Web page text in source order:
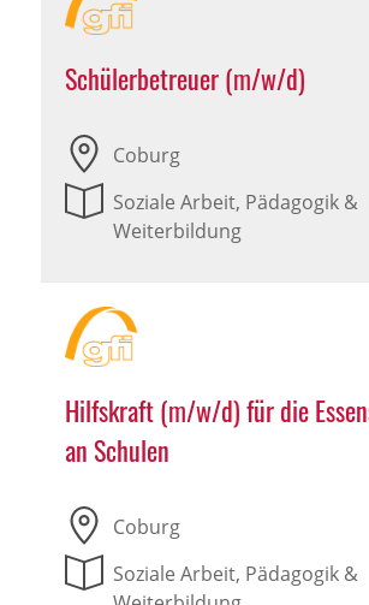
Schülerbetreuer (m/w/d)
Coburg
Soziale Arbeit, Pädagogik &
Weiterbildung
Hilfskraft (m/w/d) für die
an Schulen
Coburg
Soziale Arbeit, Pädagogik &